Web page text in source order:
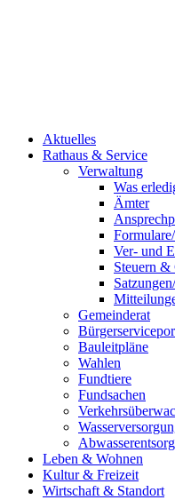
Aktuelles
Rathaus & Service
Verwaltung
Was
Ämter
Ver- und
Steuern &
Gemeinderat
Bauleitpläne
Wahlen
Fundtiere
Fundsachen
Leben & Wohnen
Kultur & Freizeit
Wirtschaft & Standort